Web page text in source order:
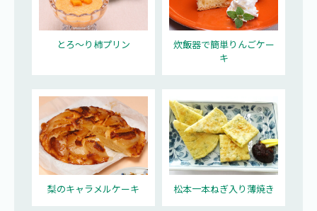
とろ～り柿プリン
炊飯器で簡単りんごケー
キ
梨のキャラメルケーキ 松本一本ねぎ入り薄焼き